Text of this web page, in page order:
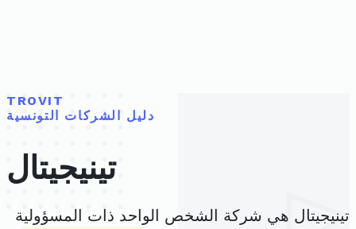
TROVIT
دليل الشركات التونسية
تينيجيتال
تينيجيتال هي شركة الشخص الواحد ذات المسؤولية